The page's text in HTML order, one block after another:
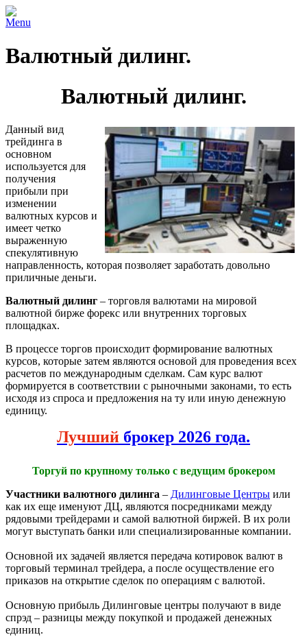
Menu
Валютный дилинг.
Валютный дилинг.
Данный вид
трейдинга в
основном
используется для
получения
прибыли при
изменении
валютных курсов и
имеет четко
выраженную
спекулятивную
направленность, которая позволяет заработать довольно
приличные деньги.
Валютный дилинг – торговля валютами на мировой
валютной бирже форекс или внутренних торговых
площадках.
В процессе торгов происходит формирование валютных
курсов, которые затем являются основой для проведения всех
расчетов по международным сделкам. Сам курс валют
формируется в соответствии с рыночными законами, то есть
исходя из спроса и предложения на ту или иную денежную
единицу.
Лучший брокер 2026 года.
Торгуй по крупному только с ведущим брокером
Участники валютного дилинга – Дилинговые Центры или
как их еще именуют ДЦ, являются посредниками между
рядовыми трейдерами и самой валютной биржей. В их роли
могут выступать банки или специализированные компании.
Основной их задачей является передача котировок валют в
торговый терминал трейдера, а после осуществление его
приказов на открытие сделок по операциям с валютой.
Основную прибыль Дилинговые центры получают в виде
спрэд – разницы между покупкой и продажей денежных
единиц.